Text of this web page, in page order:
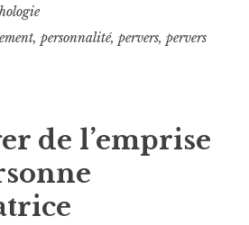
, personnalité, pervers, pervers
de l’emprise